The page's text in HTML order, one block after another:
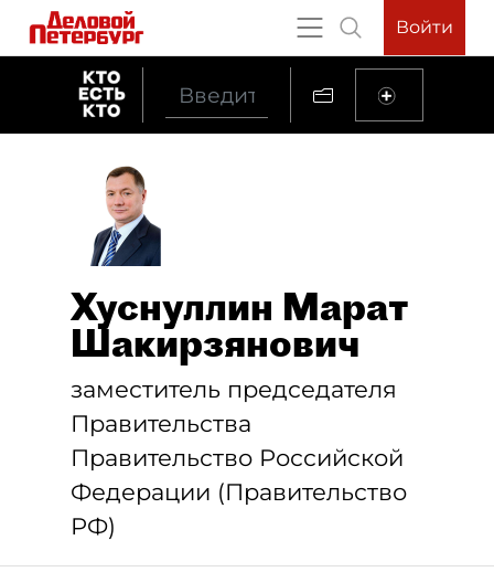
Войти
Хуснуллин Марат
Шакирзянович
заместитель председателя
Правительства
Правительство Российской
Федерации (Правительство
РФ)